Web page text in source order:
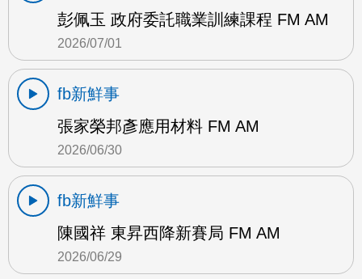
彭佩玉 政府委託職業訓練課程 FM AM
2026/07/01
fb新鮮事
張家榮邦彥應用材料 FM AM
2026/06/30
fb新鮮事
陳國祥 東昇西降新賽局 FM AM
2026/06/29